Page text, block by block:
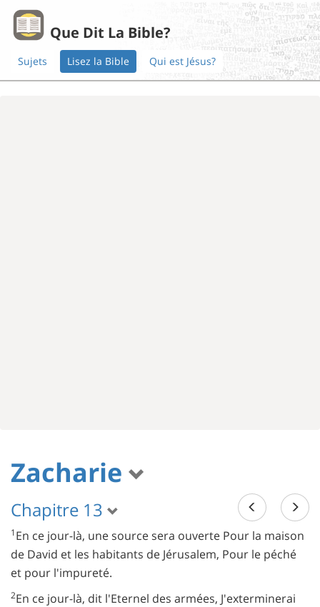
Que Dit La Bible?
Sujets Lisez la Bible Qui est Jésus?
Zacharie
Chapitre 13
1En ce jour-là, une source sera ouverte Pour la maison
de David et les habitants de Jérusalem, Pour le péché
et pour l'impureté.
2En ce jour-là, dit l'Eternel des armées, J'exterminerai